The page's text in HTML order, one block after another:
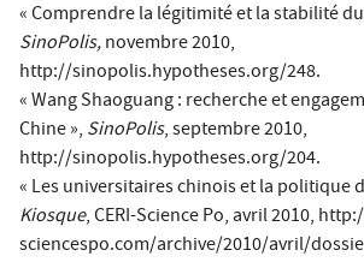
« Comprendre la légitimité et la stabilité
SinoPolis,novembre 2010,
http://sinopolis.hypotheses.org/248.
« Wang Shaoguang : recherche et
Chine », SinoPolis, septembre 2010,
http://sinopolis.hypotheses.org/204.
« Les universitaires chinois et la politique
Kiosque, CERI-Science Po, avril 2010,
sciencespo.com/archive/2010/avril/